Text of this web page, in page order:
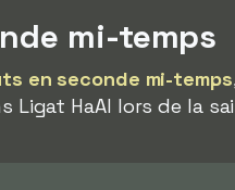
mi-temps
en seconde mi-temps
HaAl lors de la